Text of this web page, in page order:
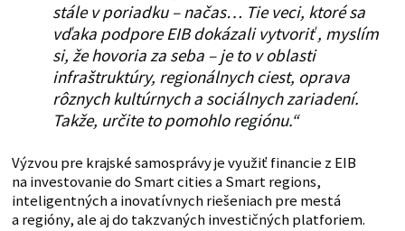
stále v poriadku – načas… Tie veci, ktoré sa
vďaka podpore EIB dokázali vytvoriť , myslím
si, že hovoria za seba – je to v oblasti
infraštruktúry, regionálnych ciest, oprava
rôznych kultúrnych a sociálnych zariadení.
Takže, určite to pomohlo regiónu.“
Výzvou pre krajské samosprávy je využiť financie z EIB
na investovanie do Smart cities a Smart regions,
inteligentných a inovatívnych riešeniach pre mestá
a regióny, ale aj do takzvaných investičných platforiem.